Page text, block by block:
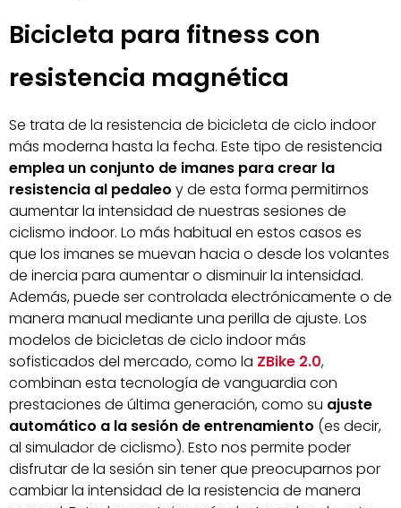
Bicicleta para fitness con
resistencia magnética
Se trata de la resistencia de bicicleta de ciclo indoor
más moderna hasta la fecha. Este tipo de resistencia
emplea un conjunto de imanes para crear la
resistencia al pedaleo y de esta forma permitirnos
aumentar la intensidad de nuestras sesiones de
ciclismo indoor. Lo más habitual en estos casos es
que los imanes se muevan hacia o desde los volantes
de inercia para aumentar o disminuir la intensidad.
Además, puede ser controlada electrónicamente o de
manera manual mediante una perilla de ajuste. Los
modelos de bicicletas de ciclo indoor más
sofisticados del mercado, como la ZBike 2.0,
combinan esta tecnología de vanguardia con
prestaciones de última generación, como su ajuste
automático a la sesión de entrenamiento (es decir,
al simulador de ciclismo). Esto nos permite poder
disfrutar de la sesión sin tener que preocuparnos por
cambiar la intensidad de la resistencia de manera